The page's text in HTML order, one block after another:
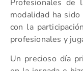
Profesionales de
modalidad ha
con la
profesionales y
Un precioso día